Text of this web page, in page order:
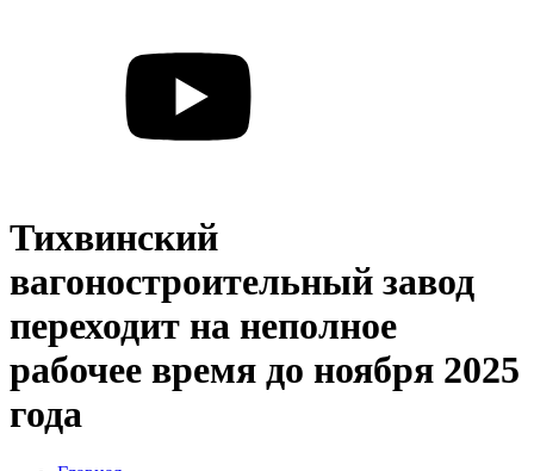
Тихвинский
вагоностроительный завод
переходит на неполное
рабочее время до ноября 2025
года